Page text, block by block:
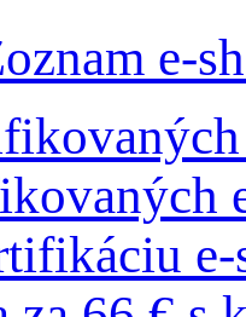
e-
e-